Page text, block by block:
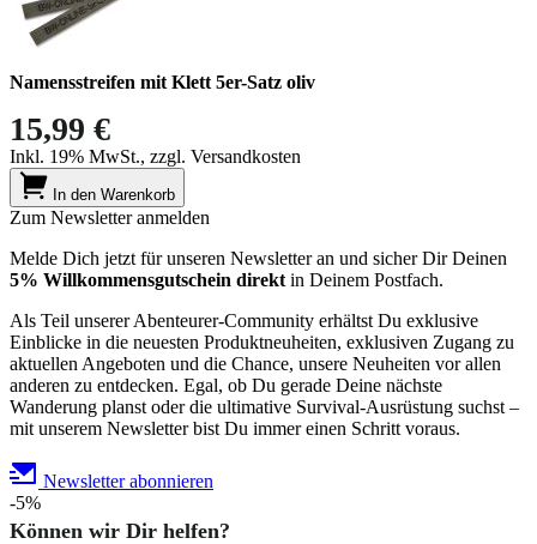
Namensstreifen mit Klett 5er-Satz oliv
15,99 €
Inkl. 19% MwSt., zzgl. Versandkosten
In den Warenkorb
Zum Newsletter anmelden
Melde Dich jetzt für unseren Newsletter an und sicher Dir Deinen
5% Willkommensgutschein direkt in Deinem Postfach.
Als Teil unserer Abenteurer-Community erhältst Du exklusive
Einblicke in die neuesten Produktneuheiten, exklusiven Zugang zu
aktuellen Angeboten und die Chance, unsere Neuheiten vor allen
anderen zu entdecken. Egal, ob Du gerade Deine nächste
Wanderung planst oder die ultimative Survival-Ausrüstung suchst –
mit unserem Newsletter bist Du immer einen Schritt voraus.
Newsletter abonnieren
-5%
Können wir Dir helfen?